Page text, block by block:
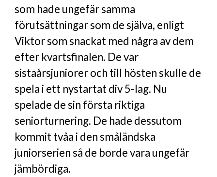
som hade ungefär samma
förutsättningar som de själva, enligt
Viktor som snackat med några av dem
efter kvartsfinalen. De var
sistaårsjuniorer och till hösten skulle de
spela i ett nystartat div 5-lag. Nu
spelade de sin första riktiga
seniorturnering. De hade dessutom
kommit tvåa i den småländska
juniorserien så de borde vara ungefär
jämbördiga.